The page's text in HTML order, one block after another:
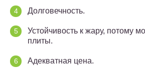
Долговечность.
Устойчивость к жару, потому
плиты.
Адекватная цена.